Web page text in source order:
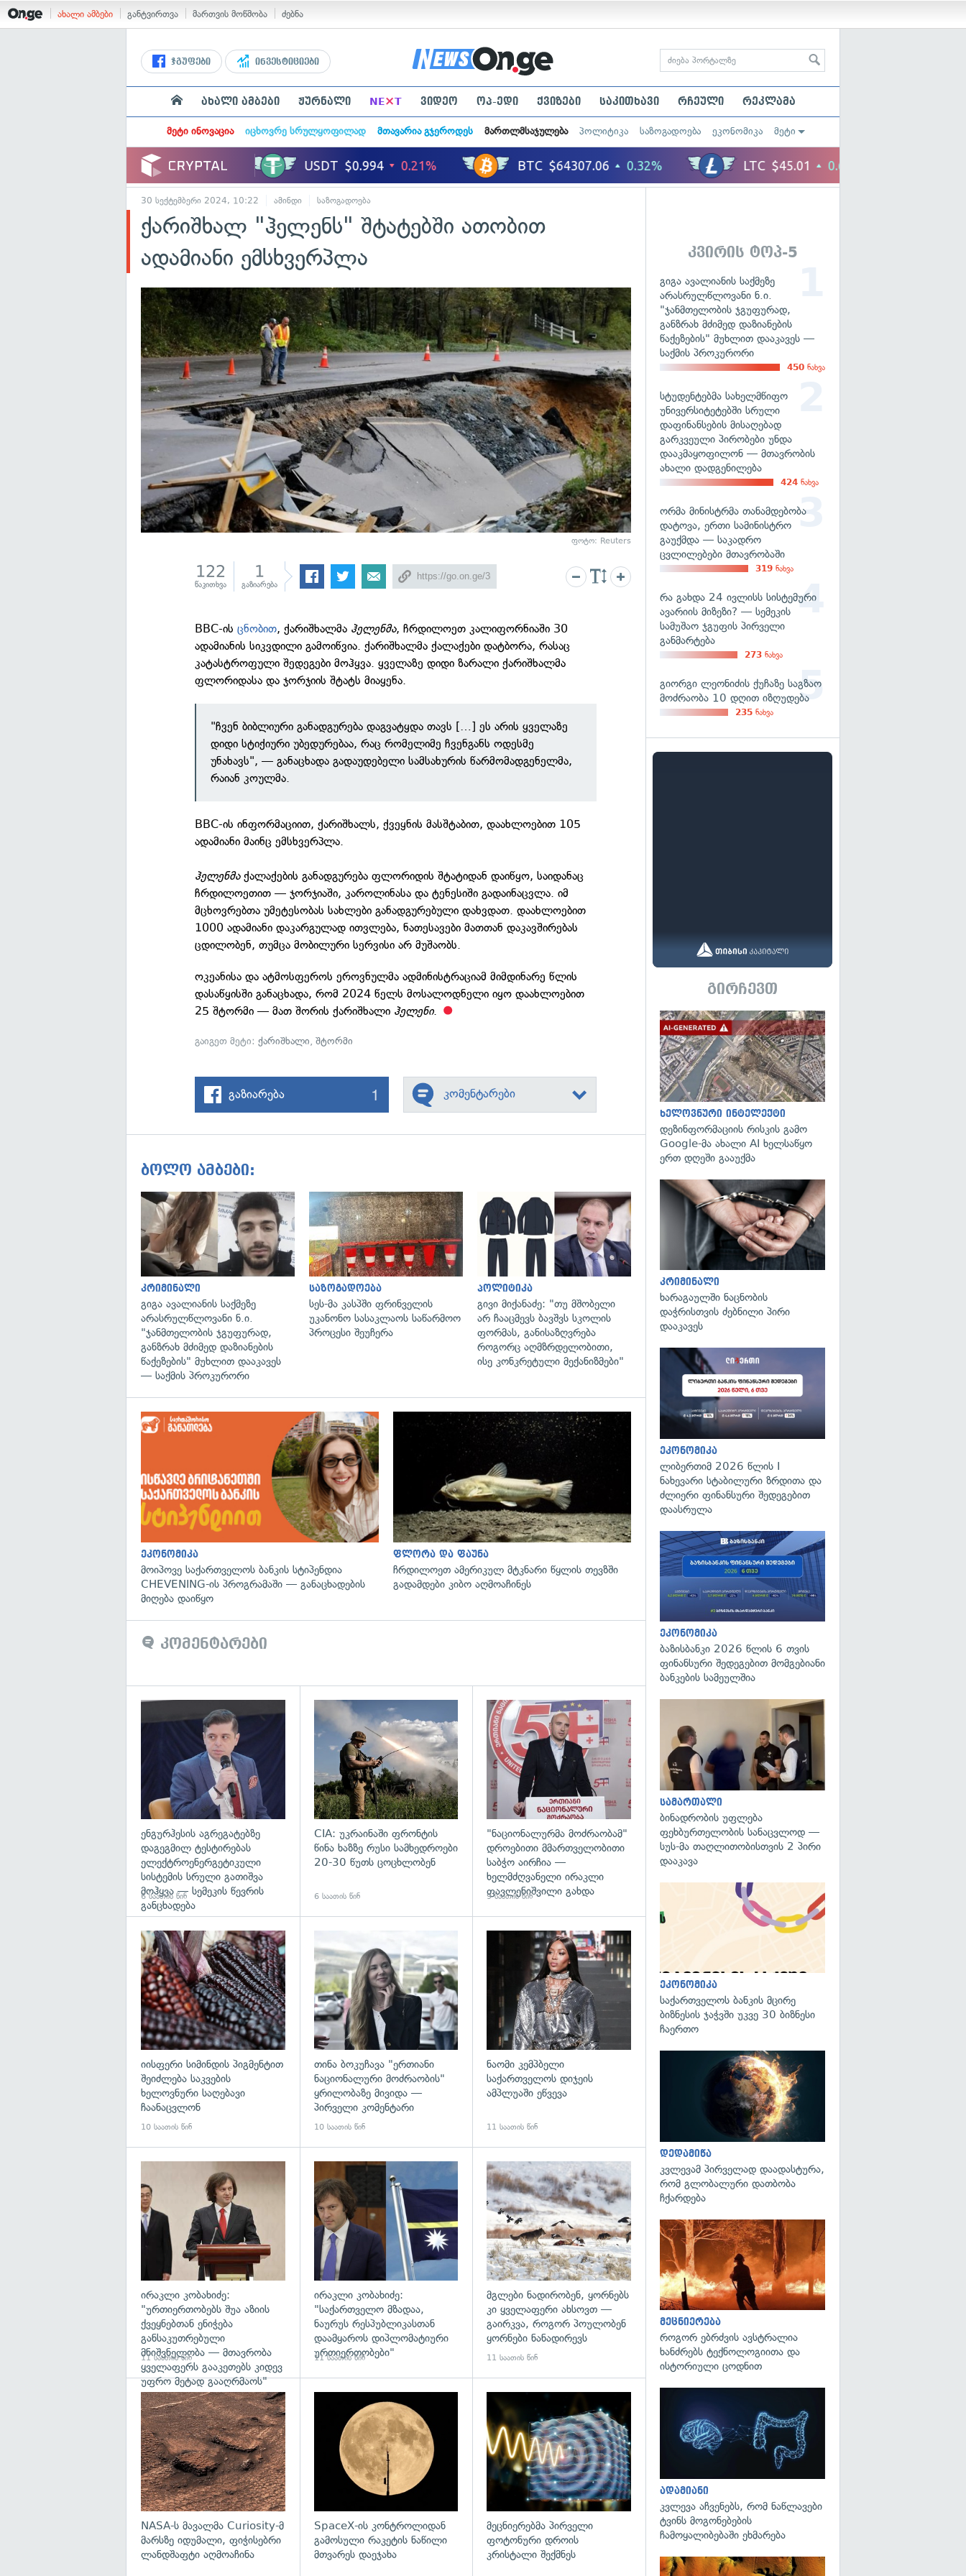
ახალი ამბები განტვირთვა მართვის მოწმობა ძებნა
ჯგუფები ინვესტიციები
ახალი ამბები ჟურნალი NE×T ვიდეო ოპ-ედი ქვიზები საკითხავი რჩეული რეკლამა
მეტი ინოვაცია იცხოვრე სრულყოფილად მთავარია გჯეროდეს მართლმსაჯულება პოლიტიკა საზოგადოება ეკონომიკა მეტი
30 სექტემბერი 2024, 10:22 ამინდი საზოგადოება
ქარიშხალ "ჰელენს" შტატებში ათობით
ადამიანი ემსხვერპლა
ფოტო: Reuters
122
წაკითხვა
1
გაზიარება
BBC-ისცნობით, ქარიშხალმა ჰელენმა, ჩრდილოეთ კალიფორნიაში 30
ადამიანის სიკვდილი გამოიწვია. ქარიშხალმა ქალაქები დატბორა, რასაც
კატასტროფული შედეგები მოჰყვა. ყველაზე დიდი ზარალი ქარიშხალმა
ფლორიდასა და ჯორჯიის შტატს მიაყენა.
"ჩვენ ბიბლიური განადგურება დაგვატყდა თავს […] ეს არის ყველაზე
დიდი სტიქიური უბედურებაა, რაც რომელიმე ჩვენგანს ოდესმე
უნახავს", — განაცხადა გადაუდებელი სამსახურის წარმომადგენელმა,
რაიან კოულმა.
BBC-ის ინფორმაციით, ქარიშხალს, ქვეყნის მასშტაბით, დაახლოებით 105
ადამიანი მაინც ემსხვერპლა.
ჰელენმაქალაქების განადგურება ფლორიდის შტატიდან დაიწყო, საიდანაც
ჩრდილოეთით — ჯორჯიაში, კაროლინასა და ტენესიში გადაინაცვლა. იმ
მცხოვრებთა უმეტესობას სახლები განადგურებული დახვდათ. დაახლოებით
1000 ადამიანი დაკარგულად ითვლება, ნათესავები მათთან დაკავშირებას
ცდილობენ, თუმცა მობილური სერვისი არ მუშაობს.
ოკეანისა და ატმოსფეროს ეროვნულმა ადმინისტრაციამ მიმდინარე წლის
დასაწყისში განაცხადა, რომ 2024 წელს მოსალოდნელი იყო დაახლოებით
25 შტორმი — მათ შორის ქარიშხალი ჰელენი.
გაიგეთ მეტი:ქარიშხალი,შტორმი
გაზიარება 1 კომენტარები
ბოლო ამბები:
გადახედვა
კრიმინალი
გიგა ავალიანის საქმეზე
არასრულწლოვანი ნ.ი.
"ჯანმთელობის ჯგუფურად,
განზრახ მძიმედ დაზიანების
წაქეზების" მუხლით დააკავეს
— საქმის პროკურორი
გადახედვა
საზოგადოება
სეს-მა კასპში ფრინველის
უკანონო სასაკლაოს საწარმოო
პროცესი შეუჩერა
გადახედვა
პოლიტიკა
გივი მიქანაძე: "თუ მშობელი
არ ჩააცმევს ბავშვს სკოლის
ფორმას, განისაზღვრება
როგორც აღმზრდელობითი,
ისე კონკრეტული მექანიზმები"
ეკონომიკა
მოიპოვე საქართველოს ბანკის სტიპენდია
CHEVENING-ის პროგრამაში — განაცხადების
მიღება დაიწყო
ფლორა და ფაუნა
ჩრდილოეთ ამერიკულ მტკნარი წყლის თევზში
გადამდები კიბო აღმოაჩინეს
კომენტარები
გადახედვა
ენგურჰესის აგრეგატებზე
დაგეგმილ ტესტირებას
ელექტროენერგეტიკული
სისტემის სრული გათიშვა
მოჰყვა — სემეკის წევრის
განცხადება
6 საათის წინ
გადახედვა
CIA: უკრაინაში ფრონტის
წინა ხაზზე რუსი სამხედროები
20-30 წუთს ცოცხლობენ
6 საათის წინ
"ნაციონალურმა მოძრაობამ"
დროებითი მმართველობითი
საბჭო აირჩია —
ხელმძღვანელი ირაკლი
ფავლენიშვილი გახდა
9 საათის წინ
იისფერი სიმინდის პიგმენტით
შეიძლება საკვების
ხელოვნური საღებავი
ჩაანაცვლონ
10 საათის წინ
გადახედვა
თინა ბოკუჩავა "ერთიანი
ნაციონალური მოძრაობის"
ყრილობაზე მივიდა —
პირველი კომენტარი
10 საათის წინ
ნაომი კემპბელი
საქართველოს დიჯეის
ამპლუაში ეწვევა
11 საათის წინ
გადახედვა
ირაკლი კობახიძე:
"ურთიერთობებს შუა აზიის
ქვეყნებთან ენიჭება
განსაკუთრებული
მნიშვნელობა — მთავრობა
ყველაფერს გააკეთებს კიდევ
უფრო მეტად გააღრმაოს"
11 საათის წინ
გადახედვა
ირაკლი კობახიძე:
"საქართველო მზადაა,
ნაურუს რესპუბლიკასთან
დაამყაროს დიპლომატიური
ურთიერთობები"
11 საათის წინ
გადახედვა
მგლები ნადირობენ, ყორნებს
კი ყველაფერი ახსოვთ —
გაირკვა, როგორ პოულობენ
ყორნები ნანადირევს
11 საათის წინ
NASA-ს მავალმა Curiosity-მ
მარსზე იდუმალი, ფიჭისებრი
ლანდშაფტი აღმოაჩინა
გადახედვა
SpaceX-ის კონტროლიდან
გამოსული რაკეტის ნაწილი
მთვარეს დაეჯახა
მეცნიერებმა პირველი
ფოტონური დროის
კრისტალი შექმნეს
კვირის ტოპ-5
გიგა ავალიანის საქმეზე
არასრულწლოვანი ნ.ი.
"ჯანმთელობის ჯგუფურად,
განზრახ მძიმედ დაზიანების
წაქეზების" მუხლით დააკავეს —
საქმის პროკურორი
450 ნახვა
სტუდენტებმა სახელმწიფო
უნივერსიტეტებში სრული
დაფინანსების მისაღებად
გარკვეული პირობები უნდა
დააკმაყოფილონ — მთავრობის
ახალი დადგენილება
424 ნახვა
ორმა მინისტრმა თანამდებობა
დატოვა, ერთი სამინისტრო
გაუქმდა — საკადრო
ცვლილებები მთავრობაში
319 ნახვა
რა გახდა 24 ივლისს სისტემური
ავარიის მიზეზი? — სემეკის
სამუშაო ჯგუფის პირველი
განმარტება
273 ნახვა
გიორგი ლეონიძის ქუჩაზე საგზაო
მოძრაობა 10 დღით იზღუდება
235 ნახვა
გირჩევთ
ხელოვნური ინტელექტი
დეზინფორმაციის რისკის გამო
Google-მა ახალი AI ხელსაწყო
ერთ დღეში გააუქმა
კრიმინალი
ხარაგაულში ნაცნობის
დაჭრისთვის ძებნილი პირი
დააკავეს
ეკონომიკა
ლიბერთიმ 2026 წლის I
ნახევარი სტაბილური ზრდითა და
ძლიერი ფინანსური შედეგებით
დაასრულა
ეკონომიკა
ბაზისბანკი 2026 წლის 6 თვის
ფინანსური შედეგებით მომგებიანი
ბანკების სამეულშია
სამართალი
ბინადრობის უფლება
ფეხბურთელობის სანაცვლოდ —
სუს-მა თაღლითობისთვის 2 პირი
დააკავა
ეკონომიკა
საქართველოს ბანკის მცირე
ბიზნესის ჯაჭვში უკვე 30 ბიზნესი
ჩაერთო
დედამიწა
კვლევამ პირველად დაადასტურა,
რომ გლობალური დათბობა
ჩქარდება
მეცნიერება
როგორ ებრძვის ავსტრალია
ხანძრებს ტექნოლოგიითა და
ისტორიული ცოდნით
ადამიანი
კვლევა აჩვენებს, რომ ნაწლავები
ტვინს მოგონებების
ჩამოყალიბებაში ეხმარება